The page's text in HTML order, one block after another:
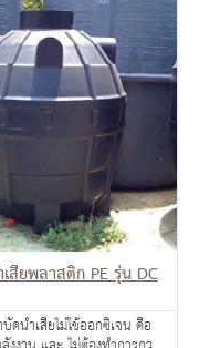
สียพลาสติก PE รุ่น DC
ดน้ำเสียไม่ใช้ออกซิเจน คือ